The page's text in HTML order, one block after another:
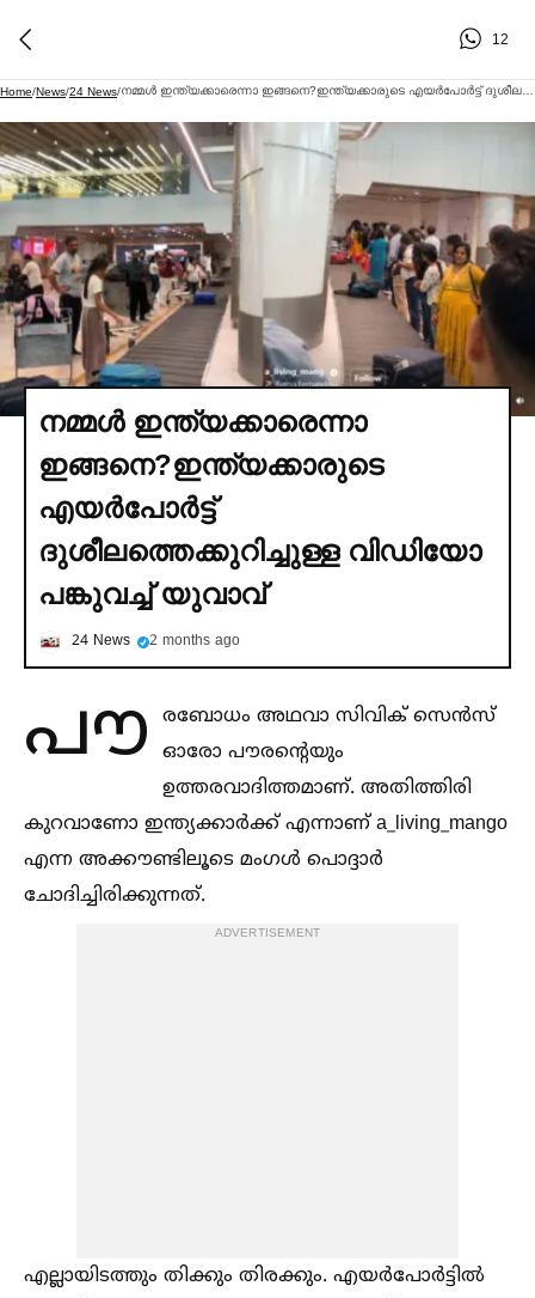
12
Home/News/24 News/
നമ്മള്‍ ഇന്ത്യക്കാരെന്നാ
ഇങ്ങനെ?ഇന്ത്യക്കാരുടെ
എയര്‍പോര്‍ട്ട്
ദുശീലത്തെക്കുറിച്ചുള്ള വിഡിയോ
പങ്കുവച്ച്‌ യുവാവ്
24 News 2 months ago
പൗ
രബോധം അഥവാ സിവിക് സെൻസ്
ഓരോ പൗരന്റെയും
ഉത്തരവാദിത്തമാണ്. അതിത്തിരി
കുറവാണോ ഇന്ത്യക്കാർക്ക് എന്നാണ് a_living_mango
എന്ന അക്കൗണ്ടിലൂടെ മംഗള്‍ പൊദ്ദാർ
ചോദിച്ചിരിക്കുന്നത്.
ADVERTISEMENT
എല്ലായിടത്തും തിക്കും തിരക്കും. എയർപോർട്ടില്‍